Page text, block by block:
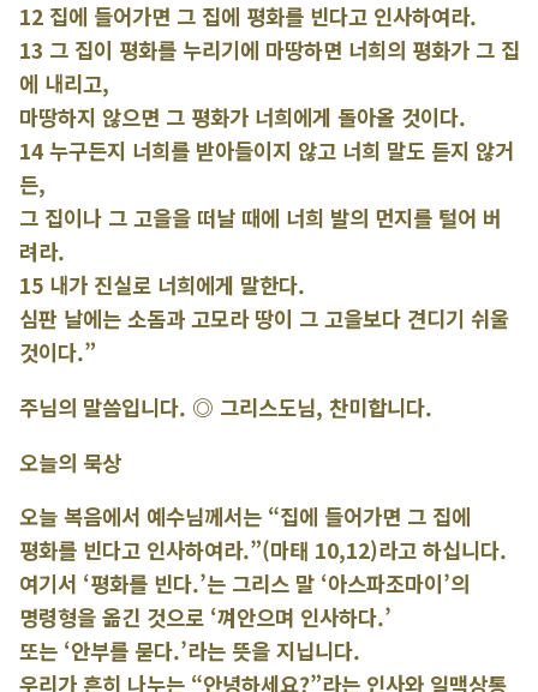
12 집에 들어가면 그 집에 평화를 빈다고 인사하여라.
13 그 집이 평화를 누리기에 마땅하면 너희의 평화가 그 집
에 내리고,
마땅하지 않으면 그 평화가 너희에게 돌아올 것이다.
14 누구든지 너희를 받아들이지 않고 너희 말도 듣지 않거
든,
그 집이나 그 고을을 떠날 때에 너희 발의 먼지를 털어 버
려라.
15 내가 진실로 너희에게 말한다.
심판 날에는 소돔과 고모라 땅이 그 고을보다 견디기 쉬울
것이다.”
주님의 말씀입니다. ◎ 그리스도님, 찬미합니다.
오늘의 묵상
오늘 복음에서 예수님께서는 “집에 들어가면 그 집에
평화를 빈다고 인사하여라.”(마태 10,12)라고 하십니다.
여기서 ‘평화를 빈다.’는 그리스 말 ‘아스파조마이’의
명령형을 옮긴 것으로 ‘껴안으며 인사하다.’
또는 ‘안부를 묻다.’라는 뜻을 지닙니다.
우리가 흔히 나누는 “안녕하세요?”라는 인사와 일맥상통